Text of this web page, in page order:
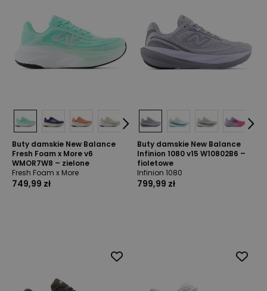
Buty damskie New Balance
Fresh Foam x More v6
WMOR7W8 – zielone
Fresh Foam x More
749,99 zł
Buty damskie New Balance
Infinion 1080 v15 W10802B6 –
fioletowe
Infinion 1080
799,99 zł